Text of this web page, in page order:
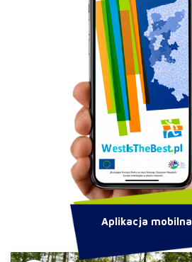
Aplikacja mobilna